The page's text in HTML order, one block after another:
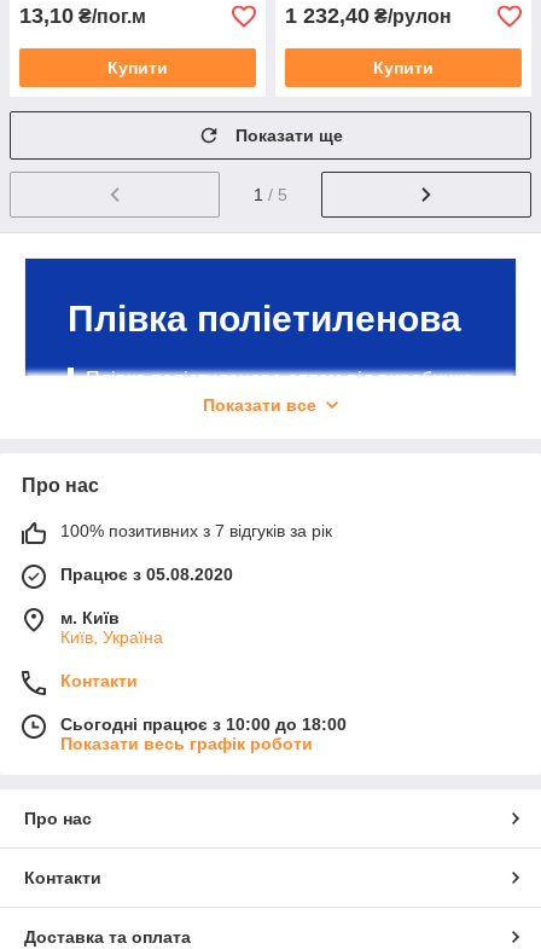
13,10 ₴/пог.м
Купити
1 232,40 ₴/рулон
Купити
Показати ще
1 / 5
Плівка поліетиленова
Плівка поліетиленова оптом від виробника
Plenkape за вигідними цінами.
СФЕРИ ЗАСТОСУВАННЯ
ПОЛІЕТИЛЕНОВОЇ ПЛІВКИ
проведення ремонтних робіт для захисту
конструкцій та споруд від вологи, для теплоізоляції.
Будівництво. Поліетиленова плівка незамінна у
процесі будівельних робіт. Її використовують при
укладанні покрівлі, закладанні фундаменту, для
Показати все
Про нас
100% позитивних з 7 відгуків за рік
Працює з 05.08.2020
м. Київ
Київ, Україна
Контакти
Сьогодні працює з 10:00 до 18:00
Показати весь графік роботи
Про нас
Контакти
Доставка та оплата